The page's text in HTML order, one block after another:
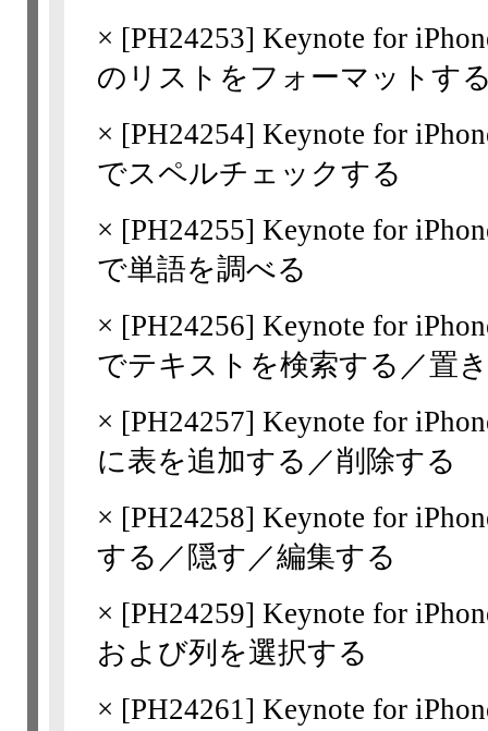
× [PH24253] Keynote for
のリストをフォーマットす
× [PH24254] Keynote for
でスペルチェックする
× [PH24255] Keynote for
で単語を調べる
× [PH24256] Keynote for
でテキストを検索する／置
× [PH24257] Keynote for
に表を追加する／削除する
× [PH24258] Keynote for
する／隠す／編集する
× [PH24259] Keynote for
および列を選択する
× [PH24261] Keynote for